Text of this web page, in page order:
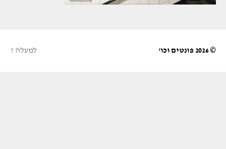
© 2026 פונטים וכו' למעלה ↑